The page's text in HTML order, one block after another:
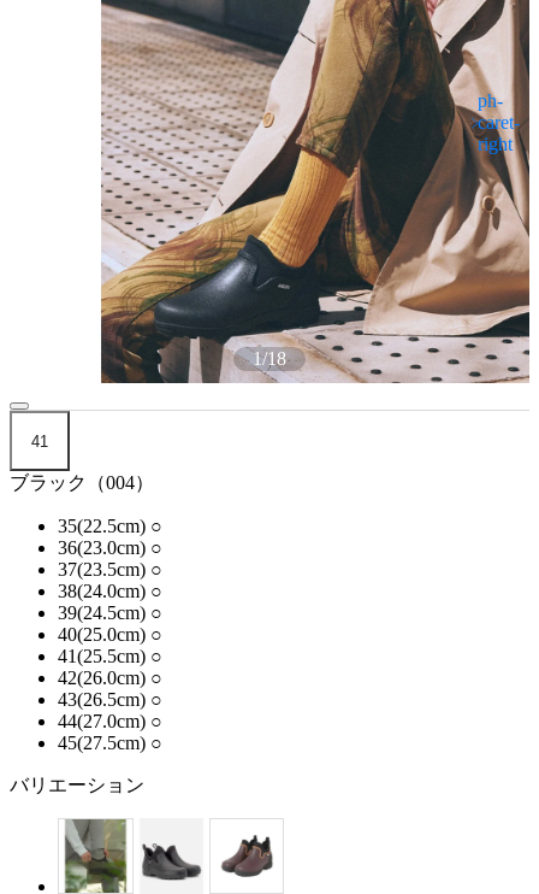
1/18
41
ブラック（004）
35(22.5cm) ○
36(23.0cm) ○
37(23.5cm) ○
38(24.0cm) ○
39(24.5cm) ○
40(25.0cm) ○
41(25.5cm) ○
42(26.0cm) ○
43(26.5cm) ○
44(27.0cm) ○
45(27.5cm) ○
バリエーション